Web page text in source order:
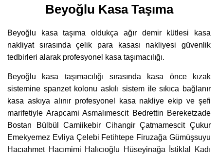
Beyoğlu Kasa Taşıma
Beyoğlu kasa taşıma oldukça ağır demir kütlesi kasa
nakliyat sırasında çelik para kasası nakliyesi güvenlik
tedbirleri alarak profesyonel kasa taşımacılığı.
Beyoğlu kasa taşımacılığı sırasında kasa önce kızak
sistemine spanzet kolonu askılı sistem ile sıkıca bağlanır
kasa askıya alınır profesyonel kasa nakliye ekip ve şefi
marifetiyle Arapcami Asmalımescit Bedrettin Bereketzade
Bostan Bülbül Camiikebir Cihangir Çatmamescit Çukur
Emekyemez Evliya Çelebi Fetihtepe Firuzağa Gümüşsuyu
Hacıahmet Hacımimi Halıcıoğlu Hüseyinağa İstiklal Kadı